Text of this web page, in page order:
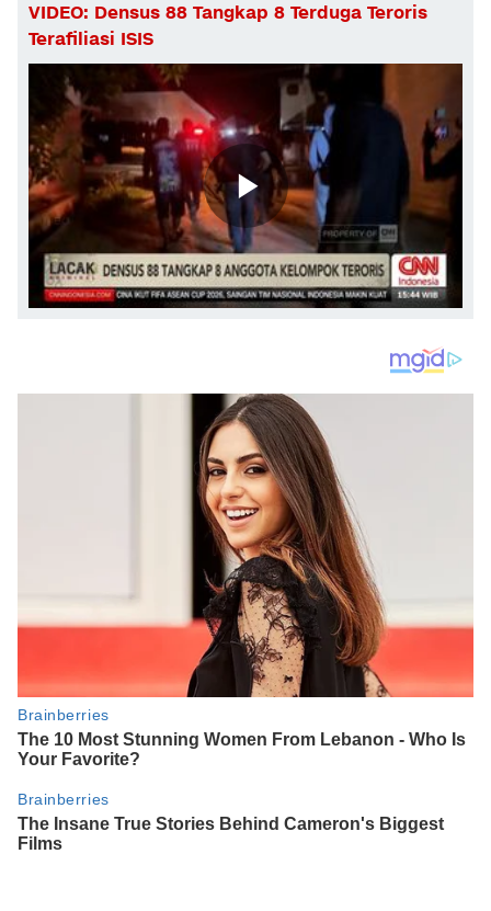
VIDEO: Densus 88 Tangkap 8 Terduga Teroris
Terafiliasi ISIS